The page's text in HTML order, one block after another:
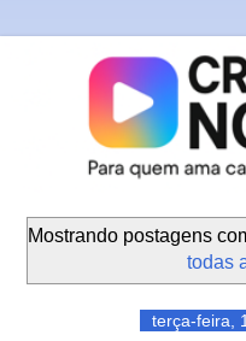
Mostrando postagens
todas
terça-feira,